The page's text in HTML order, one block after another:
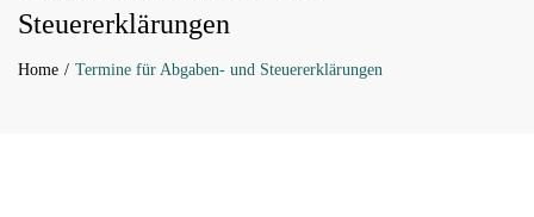
Steuererklärungen
Home Termine für Abgaben- und Steuererklärungen